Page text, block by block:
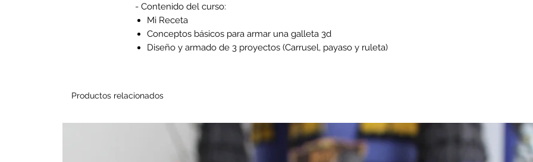
- Contenido del curso:
Mi Receta
Conceptos básicos para armar una galleta 3d
Diseño y armado de 3 proyectos (Carrusel, payaso y ruleta)
Productos relacionados